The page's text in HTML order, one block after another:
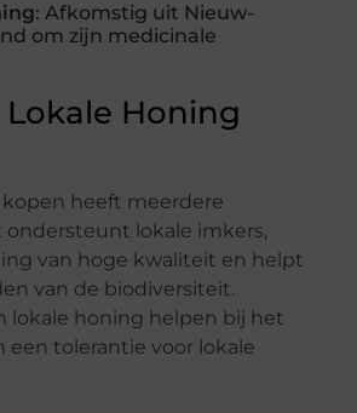
: Afkomstig uit Nieuw-
om zijn medicinale
Honing
heeft meerdere
ondersteunt lokale imkers,
van hoge kwaliteit en helpt
van de biodiversiteit.
lokale honing helpen bij het
een tolerantie voor lokale